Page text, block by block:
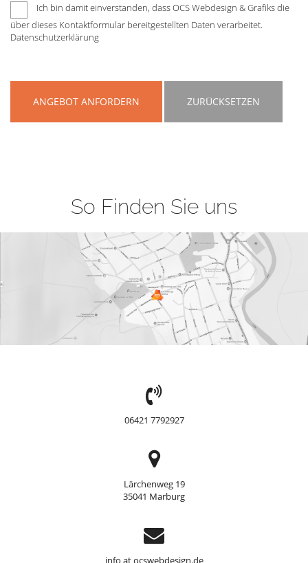
Ich bin damit einverstanden, dass OCS Webdesign & Grafiks die
über dieses Kontaktformular bereitgestellten Daten verarbeitet.
Datenschutzerklärung
ANGEBOT ANFORDERN ZURÜCKSETZEN
So Finden Sie uns
TEL:
06421 7792927
Adresse
Lärchenweg 19
35041 Marburg
Support
info at ocswebdesign.de